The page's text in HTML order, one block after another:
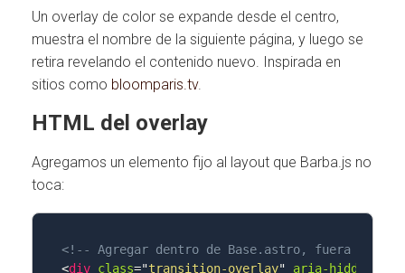
Un overlay de color se expande desde el centro,
muestra el nombre de la siguiente página, y luego se
retira revelando el contenido nuevo. Inspirada en
sitios como bloomparis.tv.
HTML del overlay
Agregamos un elemento fijo al layout que Barba.js no
toca:
<!-- Agregar dentro de Base.astro, fuera del
<div class="transition-overlay" aria-hidden